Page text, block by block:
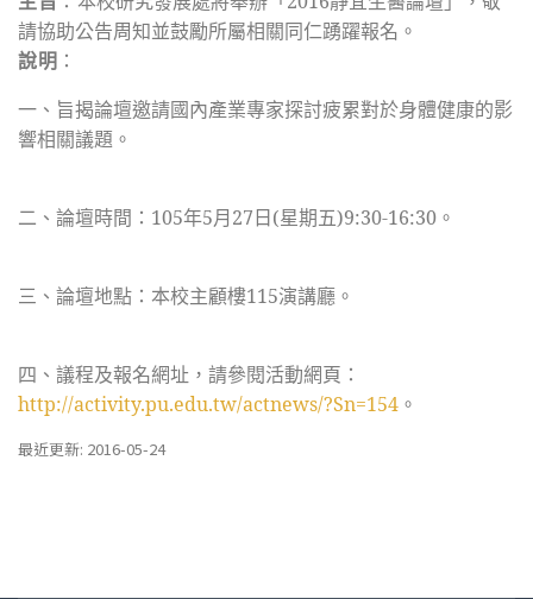
請協助公告周知並鼓勵所屬相關同仁踴躍報名。
說明 ：
一、旨揭論壇邀請國內產業專家探討疲累對於身體健康的影
響相關議題。
二、論壇時間：105年5月27日(星期五)9:30-16:30。
三、論壇地點：本校主顧樓115演講廳。
四、議程及報名網址，請參閱活動網頁：
http://activity.pu.edu.tw/actnews/?Sn=154 。
最近更新: 2016-05-24